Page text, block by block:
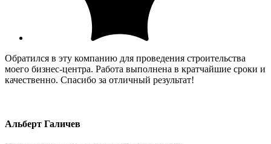
Обратился в эту компанию для проведения строительства
моего бизнес-центра. Работа выполнена в кратчайшие сроки и
качественно. Спасибо за отличный результат!
Альберт Галичев